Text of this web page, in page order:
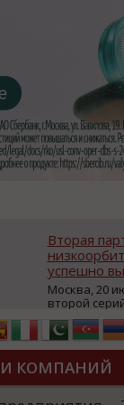
Вторая
успешно
Москва, 20
второй
аппаратов,
масштабной
интернет с
из
«Экономика
КОМПАНИЙ